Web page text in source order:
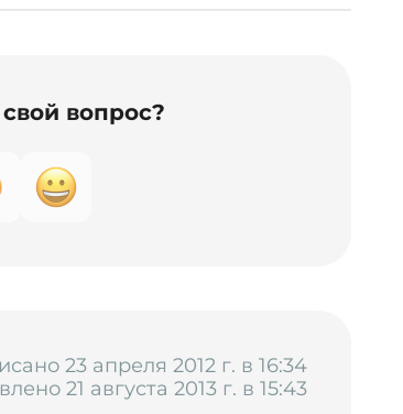
вопрос?
23 апреля 2012 г. в 16:34
21 августа 2013 г. в 15:43